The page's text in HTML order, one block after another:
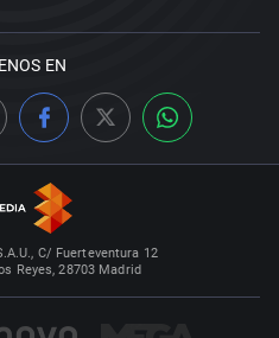
EN
C/ Fuerteventura 12
Reyes, 28703 Madrid